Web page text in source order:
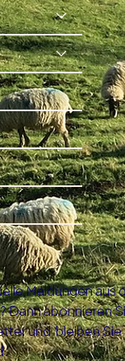
Meldungen aus
Dann abonnieren
und bleiben